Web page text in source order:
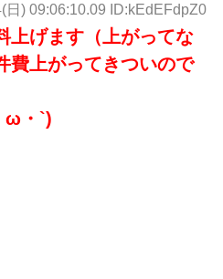
日) 09:06:10.09 ID:kEdEFdpZ0
上げます（上がってな
上がってきついので
ω・`)